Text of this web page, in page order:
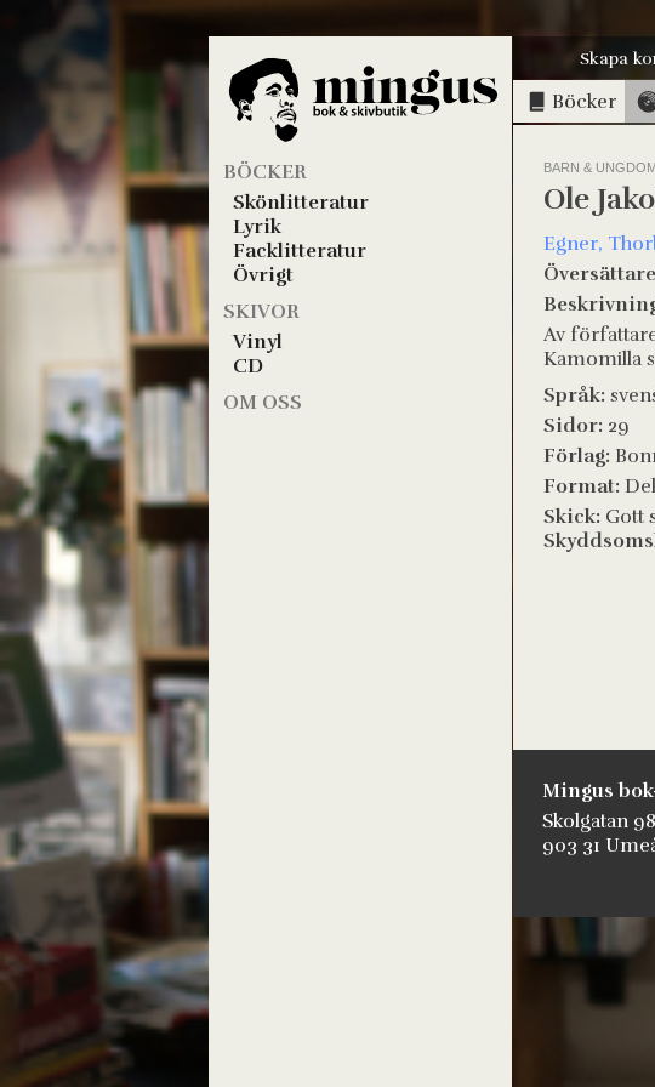
BÖCKER
Skönlitteratur
Lyrik
Facklitteratur
Övrigt
SKIVOR
Vinyl
CD
OM OSS
Skapa
Böcker
BARN &
Ole
Egner,
Av
Kamomilla
Språk:
Sidor: 29
Förlag:
Format:
Skick: Gott
Mingus
Skolgatan 98
903 31